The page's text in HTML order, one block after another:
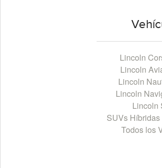
Lincoln
Lincoln
Lincoln
Lincoln
Lincoln
SUVs
Todos los